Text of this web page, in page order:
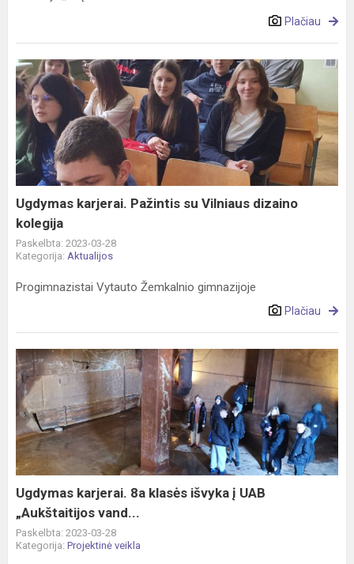
Plačiau
Ugdymas
karjerai.
Pažintis
su
Vilniaus
dizaino
kolegija
Ugdymas karjerai. Pažintis su Vilniaus dizaino
kolegija
Paskelbta: 2023-03-28
Kategorija: Aktualijos
Progimnazistai Vytauto Žemkalnio gimnazijoje
Plačiau
Ugdymas
karjerai.
8a
klasės
išvyka
UAB
„Aukštaitijos
vand...
Ugdymas karjerai. 8a klasės išvyka į UAB
„Aukštaitijos vand...
Paskelbta: 2023-03-28
Kategorija: Projektinė veikla